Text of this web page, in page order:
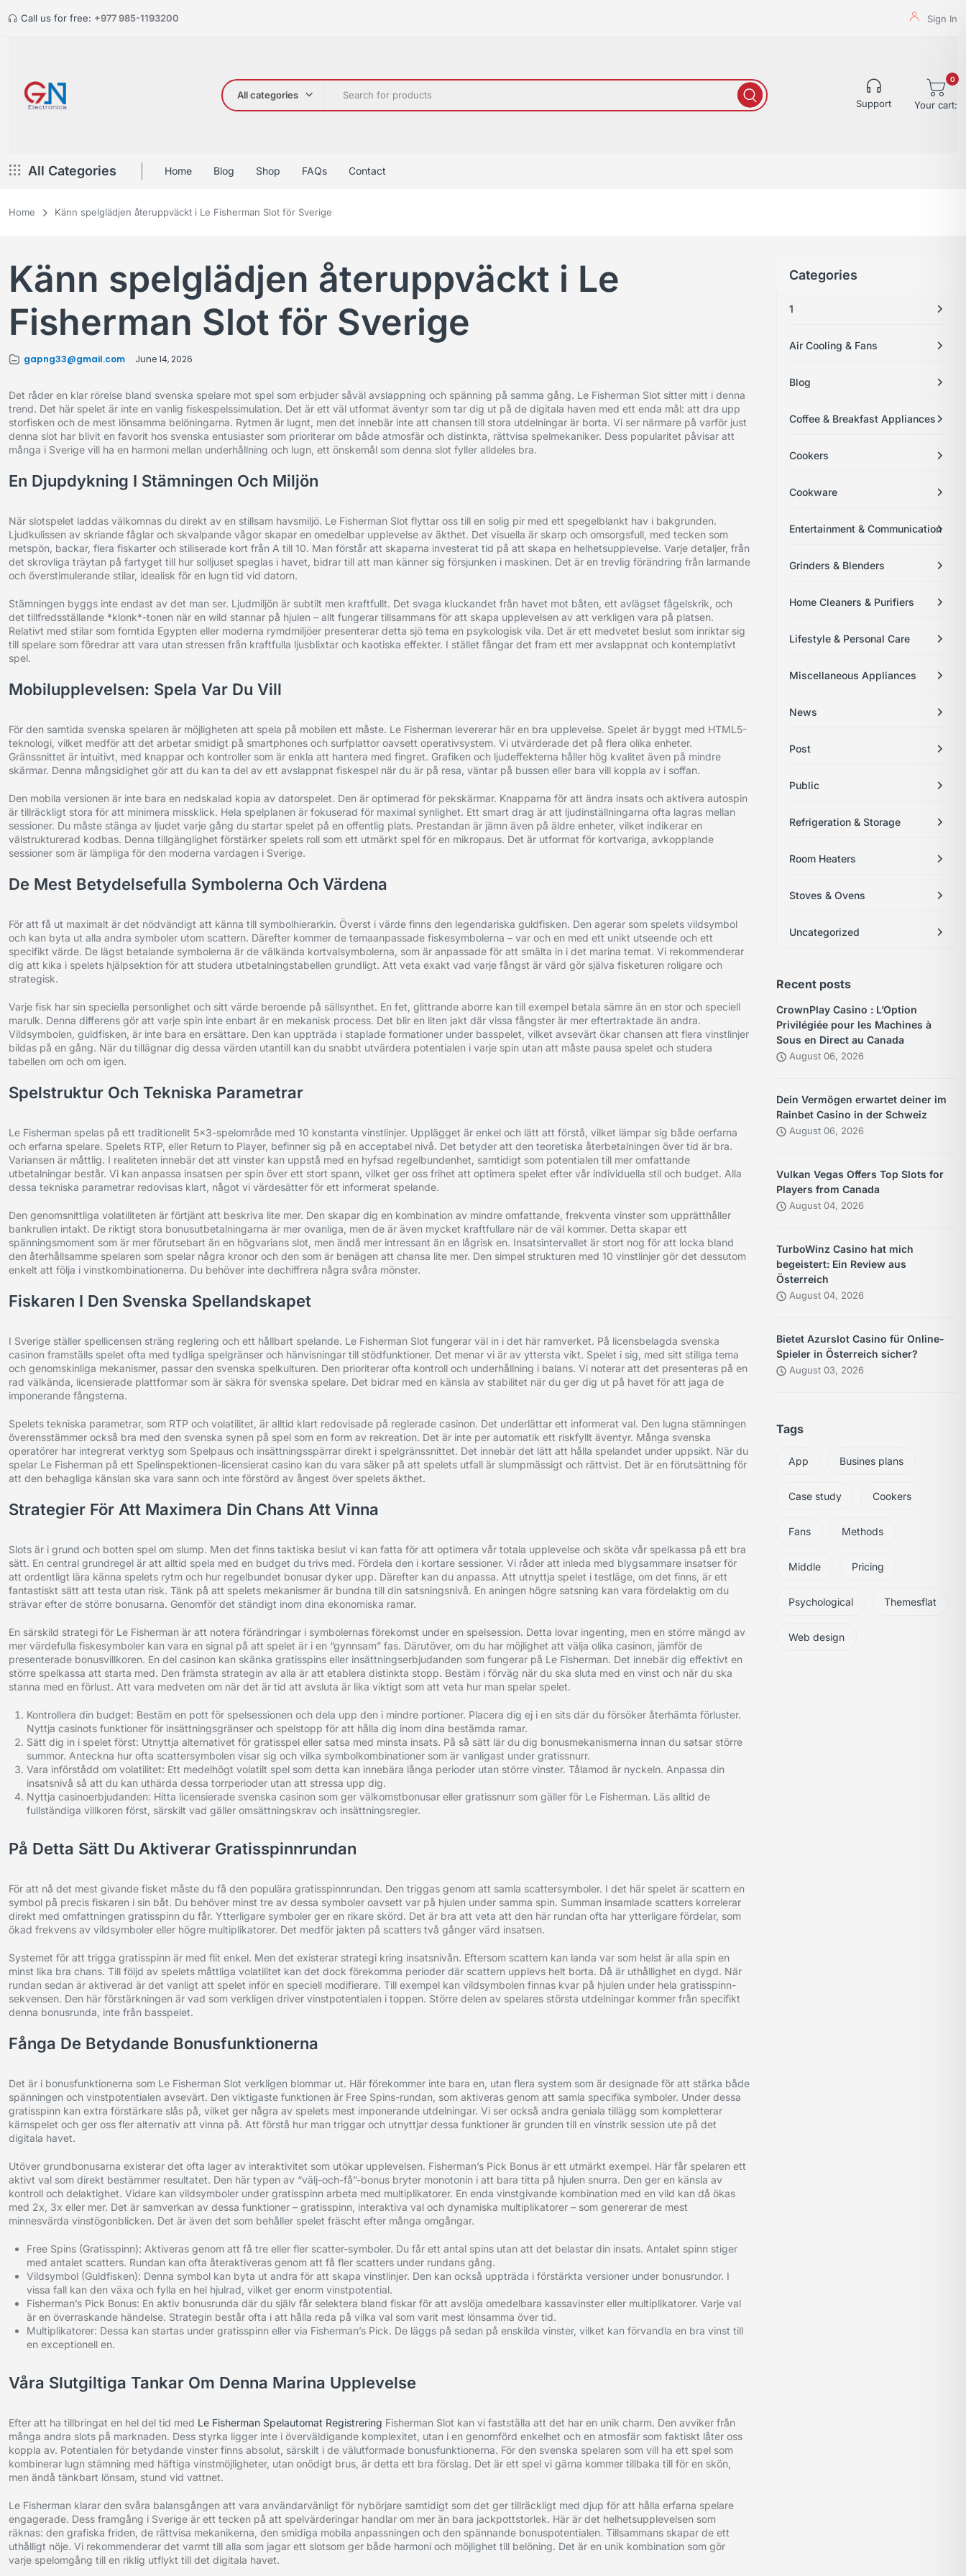
Call us for free: +977 985-1193200 Sign In
All categories
Support
0
Your cart:
All Categories Home Blog Shop FAQs Contact
Home Känn spelglädjen återuppväckt i Le Fisherman Slot för Sverige
Känn spelglädjen återuppväckt i Le
Fisherman Slot för Sverige
gapng33@gmail.com June 14, 2026
Det råder en klar rörelse bland svenska spelare mot spel som erbjuder såväl avslappning och spänning på samma gång. Le Fisherman Slot sitter mitt i denna
trend. Det här spelet är inte en vanlig fiskespelssimulation. Det är ett väl utformat äventyr som tar dig ut på de digitala haven med ett enda mål: att dra upp
storfisken och de mest lönsamma belöningarna. Rytmen är lugnt, men det innebär inte att chansen till stora utdelningar är borta. Vi ser närmare på varför just
denna slot har blivit en favorit hos svenska entusiaster som prioriterar om både atmosfär och distinkta, rättvisa spelmekaniker. Dess popularitet påvisar att
många i Sverige vill ha en harmoni mellan underhållning och lugn, ett önskemål som denna slot fyller alldeles bra.
En Djupdykning I Stämningen Och Miljön
När slotspelet laddas välkomnas du direkt av en stillsam havsmiljö. Le Fisherman Slot flyttar oss till en solig pir med ett spegelblankt hav i bakgrunden.
Ljudkulissen av skriande fåglar och skvalpande vågor skapar en omedelbar upplevelse av äkthet. Det visuella är skarp och omsorgsfull, med tecken som
metspön, backar, flera fiskarter och stiliserade kort från A till 10. Man förstår att skaparna investerat tid på att skapa en helhetsupplevelse. Varje detaljer, från
det skrovliga träytan på fartyget till hur solljuset speglas i havet, bidrar till att man känner sig försjunken i maskinen. Det är en trevlig förändring från larmande
och överstimulerande stilar, idealisk för en lugn tid vid datorn.
Stämningen byggs inte endast av det man ser. Ljudmiljön är subtilt men kraftfullt. Det svaga kluckandet från havet mot båten, ett avlägset fågelskrik, och
det tillfredsställande *klonk*-tonen när en wild stannar på hjulen – allt fungerar tillsammans för att skapa upplevelsen av att verkligen vara på platsen.
Relativt med stilar som forntida Egypten eller moderna rymdmiljöer presenterar detta sjö tema en psykologisk vila. Det är ett medvetet beslut som inriktar sig
till spelare som föredrar att vara utan stressen från kraftfulla ljusblixtar och kaotiska effekter. I stället fångar det fram ett mer avslappnat och kontemplativt
spel.
Mobilupplevelsen: Spela Var Du Vill
För den samtida svenska spelaren är möjligheten att spela på mobilen ett måste. Le Fisherman levererar här en bra upplevelse. Spelet är byggt med HTML5-
teknologi, vilket medför att det arbetar smidigt på smartphones och surfplattor oavsett operativsystem. Vi utvärderade det på flera olika enheter.
Gränssnittet är intuitivt, med knappar och kontroller som är enkla att hantera med fingret. Grafiken och ljudeffekterna håller hög kvalitet även på mindre
skärmar. Denna mångsidighet gör att du kan ta del av ett avslappnat fiskespel när du är på resa, väntar på bussen eller bara vill koppla av i soffan.
Den mobila versionen är inte bara en nedskalad kopia av datorspelet. Den är optimerad för pekskärmar. Knapparna för att ändra insats och aktivera autospin
är tillräckligt stora för att minimera missklick. Hela spelplanen är fokuserad för maximal synlighet. Ett smart drag är att ljudinställningarna ofta lagras mellan
sessioner. Du måste stänga av ljudet varje gång du startar spelet på en offentlig plats. Prestandan är jämn även på äldre enheter, vilket indikerar en
välstrukturerad kodbas. Denna tillgänglighet förstärker spelets roll som ett utmärkt spel för en mikropaus. Det är utformat för kortvariga, avkopplande
sessioner som är lämpliga för den moderna vardagen i Sverige.
De Mest Betydelsefulla Symbolerna Och Värdena
För att få ut maximalt är det nödvändigt att känna till symbolhierarkin. Överst i värde finns den legendariska guldfisken. Den agerar som spelets vildsymbol
och kan byta ut alla andra symboler utom scattern. Därefter kommer de temaanpassade fiskesymbolerna – var och en med ett unikt utseende och ett
specifikt värde. De lägst betalande symbolerna är de välkända kortvalsymbolerna, som är anpassade för att smälta in i det marina temat. Vi rekommenderar
dig att kika i spelets hjälpsektion för att studera utbetalningstabellen grundligt. Att veta exakt vad varje fångst är värd gör själva fisketuren roligare och
strategisk.
Varje fisk har sin speciella personlighet och sitt värde beroende på sällsynthet. En fet, glittrande aborre kan till exempel betala sämre än en stor och speciell
marulk. Denna differens gör att varje spin inte enbart är en mekanisk process. Det blir en liten jakt där vissa fångster är mer eftertraktade än andra.
Vildsymbolen, guldfisken, är inte bara en ersättare. Den kan uppträda i staplade formationer under basspelet, vilket avsevärt ökar chansen att flera vinstlinjer
bildas på en gång. När du tillägnar dig dessa värden utantill kan du snabbt utvärdera potentialen i varje spin utan att måste pausa spelet och studera
tabellen om och om igen.
Spelstruktur Och Tekniska Parametrar
Le Fisherman spelas på ett traditionellt 5×3-spelområde med 10 konstanta vinstlinjer. Upplägget är enkel och lätt att förstå, vilket lämpar sig både oerfarna
och erfarna spelare. Spelets RTP, eller Return to Player, befinner sig på en acceptabel nivå. Det betyder att den teoretiska återbetalningen över tid är bra.
Variansen är måttlig. I realiteten innebär det att vinster kan uppstå med en hyfsad regelbundenhet, samtidigt som potentialen till mer omfattande
utbetalningar består. Vi kan anpassa insatsen per spin över ett stort spann, vilket ger oss frihet att optimera spelet efter vår individuella stil och budget. Alla
dessa tekniska parametrar redovisas klart, något vi värdesätter för ett informerat spelande.
Den genomsnittliga volatiliteten är förtjänt att beskriva lite mer. Den skapar dig en kombination av mindre omfattande, frekventa vinster som upprätthåller
bankrullen intakt. De riktigt stora bonusutbetalningarna är mer ovanliga, men de är även mycket kraftfullare när de väl kommer. Detta skapar ett
spänningsmoment som är mer förutsebart än en högvarians slot, men ändå mer intressant än en lågrisk en. Insatsintervallet är stort nog för att locka bland
den återhållsamme spelaren som spelar några kronor och den som är benägen att chansa lite mer. Den simpel strukturen med 10 vinstlinjer gör det dessutom
enkelt att följa i vinstkombinationerna. Du behöver inte dechiffrera några svåra mönster.
Fiskaren I Den Svenska Spellandskapet
I Sverige ställer spellicensen sträng reglering och ett hållbart spelande. Le Fisherman Slot fungerar väl in i det här ramverket. På licensbelagda svenska
casinon framställs spelet ofta med tydliga spelgränser och hänvisningar till stödfunktioner. Det menar vi är av yttersta vikt. Spelet i sig, med sitt stillga tema
och genomskinliga mekanismer, passar den svenska spelkulturen. Den prioriterar ofta kontroll och underhållning i balans. Vi noterar att det presenteras på en
rad välkända, licensierade plattformar som är säkra för svenska spelare. Det bidrar med en känsla av stabilitet när du ger dig ut på havet för att jaga de
imponerande fångsterna.
Spelets tekniska parametrar, som RTP och volatilitet, är alltid klart redovisade på reglerade casinon. Det underlättar ett informerat val. Den lugna stämningen
överensstämmer också bra med den svenska synen på spel som en form av rekreation. Det är inte per automatik ett riskfyllt äventyr. Många svenska
operatörer har integrerat verktyg som Spelpaus och insättningsspärrar direkt i spelgränssnittet. Det innebär det lätt att hålla spelandet under uppsikt. När du
spelar Le Fisherman på ett Spelinspektionen-licensierat casino kan du vara säker på att spelets utfall är slumpmässigt och rättvist. Det är en förutsättning för
att den behagliga känslan ska vara sann och inte förstörd av ångest över spelets äkthet.
Strategier För Att Maximera Din Chans Att Vinna
Slots är i grund och botten spel om slump. Men det finns taktiska beslut vi kan fatta för att optimera vår totala upplevelse och sköta vår spelkassa på ett bra
sätt. En central grundregel är att alltid spela med en budget du trivs med. Fördela den i kortare sessioner. Vi råder att inleda med blygsammare insatser för
att ordentligt lära känna spelets rytm och hur regelbundet bonusar dyker upp. Därefter kan du anpassa. Att utnyttja spelet i testläge, om det finns, är ett
fantastiskt sätt att testa utan risk. Tänk på att spelets mekanismer är bundna till din satsningsnivå. En aningen högre satsning kan vara fördelaktig om du
strävar efter de större bonusarna. Genomför det ständigt inom dina ekonomiska ramar.
En särskild strategi för Le Fisherman är att notera förändringar i symbolernas förekomst under en spelsession. Detta lovar ingenting, men en större mängd av
mer värdefulla fiskesymboler kan vara en signal på att spelet är i en “gynnsam” fas. Därutöver, om du har möjlighet att välja olika casinon, jämför de
presenterade bonusvillkoren. En del casinon kan skänka gratisspins eller insättningserbjudanden som fungerar på Le Fisherman. Det innebär dig effektivt en
större spelkassa att starta med. Den främsta strategin av alla är att etablera distinkta stopp. Bestäm i förväg när du ska sluta med en vinst och när du ska
stanna med en förlust. Att vara medveten om när det är tid att avsluta är lika viktigt som att veta hur man spelar spelet.
Kontrollera din budget: Bestäm en pott för spelsessionen och dela upp den i mindre portioner. Placera dig ej i en sits där du försöker återhämta förluster.
Nyttja casinots funktioner för insättningsgränser och spelstopp för att hålla dig inom dina bestämda ramar.
Sätt dig in i spelet först: Utnyttja alternativet för gratisspel eller satsa med minsta insats. På så sätt lär du dig bonusmekanismerna innan du satsar större
summor. Anteckna hur ofta scattersymbolen visar sig och vilka symbolkombinationer som är vanligast under gratissnurr.
Vara införstådd om volatilitet: Ett medelhögt volatilt spel som detta kan innebära långa perioder utan större vinster. Tålamod är nyckeln. Anpassa din
insatsnivå så att du kan uthärda dessa torrperioder utan att stressa upp dig.
Nyttja casinoerbjudanden: Hitta licensierade svenska casinon som ger välkomstbonusar eller gratissnurr som gäller för Le Fisherman. Läs alltid de
fullständiga villkoren först, särskilt vad gäller omsättningskrav och insättningsregler.
På Detta Sätt Du Aktiverar Gratisspinnrundan
För att nå det mest givande fisket måste du få den populära gratisspinnrundan. Den triggas genom att samla scattersymboler. I det här spelet är scattern en
symbol på precis fiskaren i sin båt. Du behöver minst tre av dessa symboler oavsett var på hjulen under samma spin. Summan insamlade scatters korrelerar
direkt med omfattningen gratisspinn du får. Ytterligare symboler ger en rikare skörd. Det är bra att veta att den här rundan ofta har ytterligare fördelar, som
ökad frekvens av vildsymboler eller högre multiplikatorer. Det medför jakten på scatters två gånger värd insatsen.
Systemet för att trigga gratisspinn är med flit enkel. Men det existerar strategi kring insatsnivån. Eftersom scattern kan landa var som helst är alla spin en
minst lika bra chans. Till följd av spelets måttliga volatilitet kan det dock förekomma perioder där scattern upplevs helt borta. Då är uthållighet en dygd. När
rundan sedan är aktiverad är det vanligt att spelet inför en speciell modifierare. Till exempel kan vildsymbolen finnas kvar på hjulen under hela gratisspinn-
sekvensen. Den här förstärkningen är vad som verkligen driver vinstpotentialen i toppen. Större delen av spelares största utdelningar kommer från specifikt
denna bonusrunda, inte från basspelet.
Fånga De Betydande Bonusfunktionerna
Det är i bonusfunktionerna som Le Fisherman Slot verkligen blommar ut. Här förekommer inte bara en, utan flera system som är designade för att stärka både
spänningen och vinstpotentialen avsevärt. Den viktigaste funktionen är Free Spins-rundan, som aktiveras genom att samla specifika symboler. Under dessa
gratisspinn kan extra förstärkare slås på, vilket ger några av spelets mest imponerande utdelningar. Vi ser också andra geniala tillägg som kompletterar
kärnspelet och ger oss fler alternativ att vinna på. Att förstå hur man triggar och utnyttjar dessa funktioner är grunden till en vinstrik session ute på det
digitala havet.
Utöver grundbonusarna existerar det ofta lager av interaktivitet som utökar upplevelsen. Fisherman’s Pick Bonus är ett utmärkt exempel. Här får spelaren ett
aktivt val som direkt bestämmer resultatet. Den här typen av “välj-och-få”-bonus bryter monotonin i att bara titta på hjulen snurra. Den ger en känsla av
kontroll och delaktighet. Vidare kan vildsymboler under gratisspinn arbeta med multiplikatorer. En enda vinstgivande kombination med en vild kan då ökas
med 2x, 3x eller mer. Det är samverkan av dessa funktioner – gratisspinn, interaktiva val och dynamiska multiplikatorer – som genererar de mest
minnesvärda vinstögonblicken. Det är även det som behåller spelet fräscht efter många omgångar.
Free Spins (Gratisspinn): Aktiveras genom att få tre eller fler scatter-symboler. Du får ett antal spins utan att det belastar din insats. Antalet spinn stiger
med antalet scatters. Rundan kan ofta återaktiveras genom att få fler scatters under rundans gång.
Vildsymbol (Guldfisken): Denna symbol kan byta ut andra för att skapa vinstlinjer. Den kan också uppträda i förstärkta versioner under bonusrundor. I
vissa fall kan den växa och fylla en hel hjulrad, vilket ger enorm vinstpotential.
Fisherman’s Pick Bonus: En aktiv bonusrunda där du själv får selektera bland fiskar för att avslöja omedelbara kassavinster eller multiplikatorer. Varje val
är en överraskande händelse. Strategin består ofta i att hålla reda på vilka val som varit mest lönsamma över tid.
Multiplikatorer: Dessa kan startas under gratisspinn eller via Fisherman’s Pick. De läggs på sedan på enskilda vinster, vilket kan förvandla en bra vinst till
en exceptionell en.
Våra Slutgiltiga Tankar Om Denna Marina Upplevelse
Efter att ha tillbringat en hel del tid med Le Fisherman Spelautomat Registrering Fisherman Slot kan vi fastställa att det har en unik charm. Den avviker från
många andra slots på marknaden. Dess styrka ligger inte i överväldigande komplexitet, utan i en genomförd enkelhet och en atmosfär som faktiskt låter oss
koppla av. Potentialen för betydande vinster finns absolut, särskilt i de välutformade bonusfunktionerna. För den svenska spelaren som vill ha ett spel som
kombinerar lugn stämning med häftiga vinstmöjligheter, utan onödigt brus, är detta ett bra förslag. Det är ett spel vi gärna kommer tillbaka till för en skön,
men ändå tänkbart lönsam, stund vid vattnet.
Le Fisherman klarar den svåra balansgången att vara användarvänligt för nybörjare samtidigt som det ger tillräckligt med djup för att hålla erfarna spelare
engagerade. Dess framgång i Sverige är ett tecken på att spelvärderingar handlar om mer än bara jackpottstorlek. Här är det helhetsupplevelsen som
räknas: den grafiska friden, de rättvisa mekanikerna, den smidiga mobila anpassningen och den spännande bonuspotentialen. Tillsammans skapar de ett
uthålligt nöje. Vi rekommenderar det varmt till alla som jagar ett slotsom ger både harmoni och möjlighet till belöning. Det är en unik kombination som gör
varje spelomgång till en riklig utflykt till det digitala havet.
Categories
1
Air Cooling & Fans
Blog
Coffee & Breakfast Appliances
Cookers
Cookware
Entertainment & Communication
Grinders & Blenders
Home Cleaners & Purifiers
Lifestyle & Personal Care
Miscellaneous Appliances
News
Post
Public
Refrigeration & Storage
Room Heaters
Stoves & Ovens
Uncategorized
Recent posts
CrownPlay Casino : L’Option
Privilégiée pour les Machines à
Sous en Direct au Canada
August 06, 2026
Dein Vermögen erwartet deiner im
Rainbet Casino in der Schweiz
August 06, 2026
Vulkan Vegas Offers Top Slots for
Players from Canada
August 04, 2026
TurboWinz Casino hat mich
begeistert: Ein Review aus
Österreich
August 04, 2026
Bietet Azurslot Casino für Online-
Spieler in Österreich sicher?
August 03, 2026
Tags
App Busines plans
Case study Cookers
Fans Methods
Middle Pricing
Psychological Themesflat
Web design